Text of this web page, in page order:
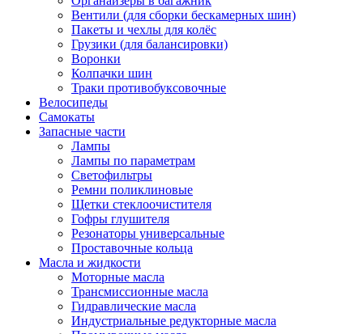
Вентили (для сборки бескамерных шин)
Пакеты и чехлы для колёс
Грузики (для балансировки)
Воронки
Колпачки шин
Траки противобуксовочные
Велосипеды
Самокаты
Запасные части
Лампы
Лампы по параметрам
Светофильтры
Ремни поликлиновые
Щетки стеклоочистителя
Гофры глушителя
Резонаторы универсальные
Проставочные кольца
Масла и жидкости
Моторные масла
Трансмиссионные масла
Гидравлические масла
Индустриальные редукторные масла